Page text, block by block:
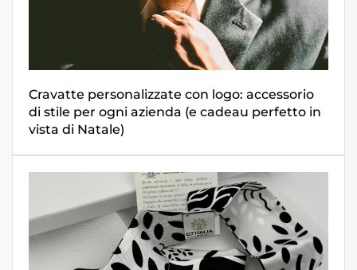
Cravatte personalizzate con logo: accessorio
di stile per ogni azienda (e cadeau perfetto in
vista di Natale)